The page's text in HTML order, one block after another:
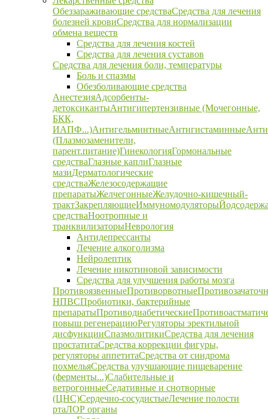
Обеззараживающие средстваСредства для лечения
болезней кровиСредства для нормализации
обмена веществ
Средства для лечения костей
Средства для лечения суставов
Средства для лечения боли, температуры
Боль и спазмы
Обезболивающие средства
АнестезияАдсорбенты-
детоксикантыАнтигипертензивные (Мочегонные,
БКК,
ИАПФ...)АнтигельминтныеАнтигистаминные
(Плазмозаменители,
парент.питание)ГинекологияГормональные
средстваГлазные каплиГлазные
мазиДерматологические
средстваЖелезосодержащие
препаратыЖелчегонныеЖелудочно-кишечный-
трактЗакрепляющиеИммуномодуляторы
средстваНоотропные и
транквилизаторыНеврология
Антидепрессанты
Лечение алкоголизма
Нейролептик
Лечение никотиновой зависимости
Средства для улучшения работы мозга
ПротивоязвенныеПротиворвотные
НПВСПробиотики, бактерийные
препаратыПротиводиабетические
повыш регенерациюРегуляторы эректильной
дисфункцииСпазмолитикиСредства для лечения
простатитаСредства коррекции фигуры,
регуляторы аппетитаСредства от синдрома
похмельяСредства улучшающие пищеварение
(ферменты...)Слабительные и
ветрогонныеСедативные и снотворные
(ЦНС)Сердечно-сосудистыеЛечение полости
ртаЛОР органы